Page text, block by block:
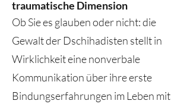
traumatische Dimension
Ob Sie es glauben oder nicht: die
Gewalt der Dschihadisten stellt in
Wirklichkeit eine nonverbale
Kommunikation über ihre erste
Bindungserfahrungen im Leben mit